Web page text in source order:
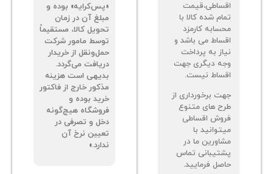
شده کالا با
می باشد و
به پرداخت
دیگری جهت
برخورداری از
های متنوع
تماس
«پس‌کرایه» بوده و
مبلغ آن در زمان
تحویل کالا، مستقیماً
توسط مامور شرکت
حمل‌ونقل از خریدار
دریافت می‌گردد.
بدیهی است هزینه
مذکور خارج از فاکتور
فروشگاه هیچ‌گونه
دخل و تصرفی در